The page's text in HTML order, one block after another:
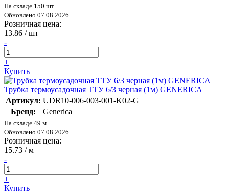
На складе 150 шт
Обновлено 07.08.2026
Розничная цена:
13.86 / шт
-
+
Купить
Трубка термоусадочная ТТУ 6/3 черная (1м) GENERICA
Артикул: UDR10-006-003-001-K02-G
Бренд:
Generica
На складе 49 м
Обновлено 07.08.2026
Розничная цена:
15.73 / м
-
+
Купить